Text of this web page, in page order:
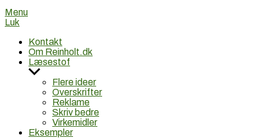
Menu
Luk
Kontakt
Om Reinholt.dk
Læsestof
Vis
undermenuFlere ideer
Overskrifter
Reklame
Skriv bedre
Virkemidler
Eksempler